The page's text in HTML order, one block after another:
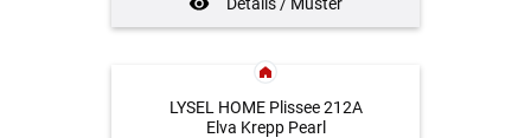
LYSEL HOME Plissee 212A
Elva Krepp Pearl